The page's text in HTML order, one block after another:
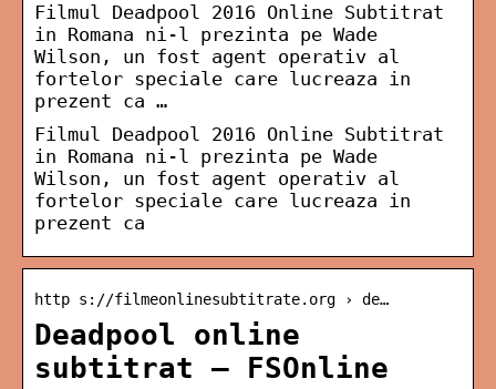
Filmul Deadpool 2016 Online Subtitrat
in Romana ni-l prezinta pe Wade
Wilson, un fost agent operativ al
fortelor speciale care lucreaza in
prezent ca …
Filmul Deadpool 2016 Online Subtitrat
in Romana ni-l prezinta pe Wade
Wilson, un fost agent operativ al
fortelor speciale care lucreaza in
prezent ca
http s://filmeonlinesubtitrate.org › de…
Deadpool online
subtitrat – FSOnline